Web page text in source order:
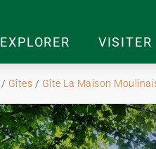
EXPLORER VISITER
/ Gîtes / Gîte La Maison